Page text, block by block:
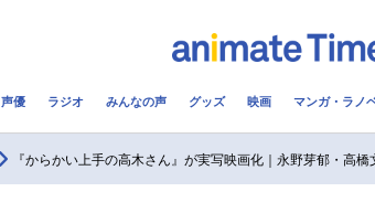
声優 ラジオ みんなの声 グッズ 映画 マンガ・ラノ
『からかい上手の高木さん』が実写映画化｜永野芽郁・高橋